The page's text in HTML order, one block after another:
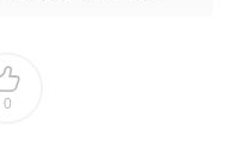
0